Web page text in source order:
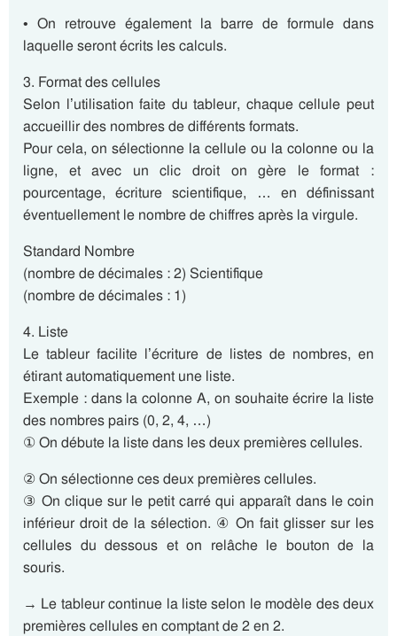
• On retrouve également la barre de formule dans
laquelle seront écrits les calculs.
3. Format des cellules
Selon l’utilisation faite du tableur, chaque cellule peut
accueillir des nombres de différents formats.
Pour cela, on sélectionne la cellule ou la colonne ou la
ligne, et avec un clic droit on gère le format :
pourcentage, écriture scientifique, … en définissant
éventuellement le nombre de chiffres après la virgule.
Standard Nombre
(nombre de décimales : 2) Scientifique
(nombre de décimales : 1)
4. Liste
Le tableur facilite l’écriture de listes de nombres, en
étirant automatiquement une liste.
Exemple : dans la colonne A, on souhaite écrire la liste
des nombres pairs (0, 2, 4, …)
① On débute la liste dans les deux premières cellules.
② On sélectionne ces deux premières cellules.
③ On clique sur le petit carré qui apparaît dans le coin
inférieur droit de la sélection. ④ On fait glisser sur les
cellules du dessous et on relâche le bouton de la
souris.
→ Le tableur continue la liste selon le modèle des deux
premières cellules en comptant de 2 en 2.